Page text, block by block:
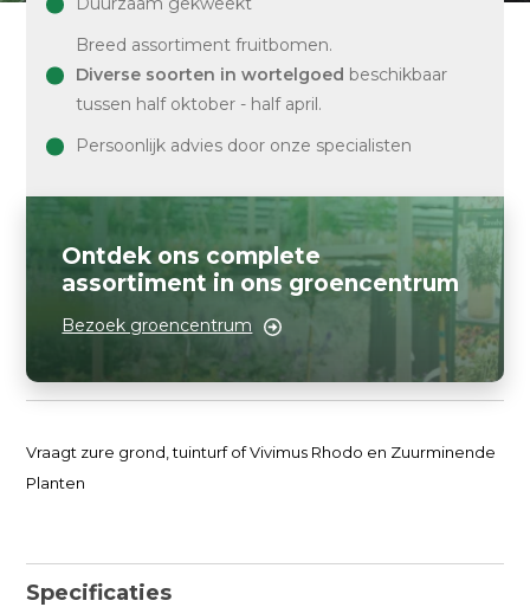
Breed assortiment fruitbomen.
Diverse soorten in wortelgoed beschikbaar
tussen half oktober - half april.
Persoonlijk advies door onze specialisten
Ontdek ons complete
assortiment in ons groencentrum
Bezoek groencentrum
Vraagt zure grond, tuinturf of Vivimus Rhodo en Zuurminende
Planten
Specificaties